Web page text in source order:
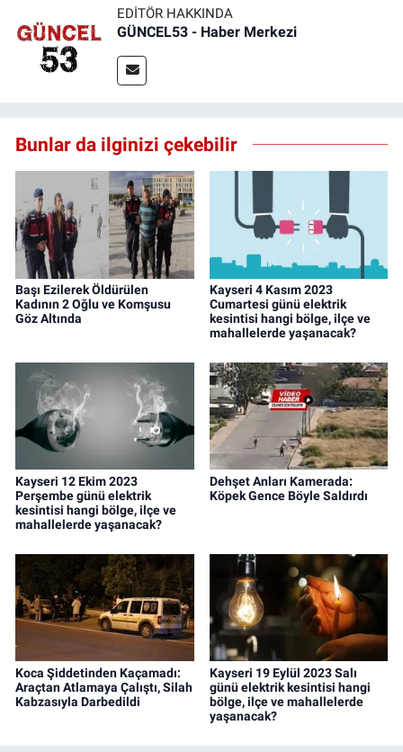
EDITÖR HAKKINDA
GÜNCEL53 - Haber Merkezi
Bunlar da ilginizi çekebilir
Başı Ezilerek Öldürülen
Kadının 2 Oğlu ve Komşusu
Göz Altında
Kayseri 4 Kasım 2023
Cumartesi günü elektrik
kesintisi hangi bölge, ilçe ve
mahallelerde yaşanacak?
Kayseri 12 Ekim 2023
Perşembe günü elektrik
kesintisi hangi bölge, ilçe ve
mahallelerde yaşanacak?
Dehşet Anları Kamerada:
Köpek Gence Böyle Saldırdı
Koca Şiddetinden Kaçamadı:
Araçtan Atlamaya Çalıştı, Silah
Kabzasıyla Darbedildi
Kayseri 19 Eylül 2023 Salı
günü elektrik kesintisi hangi
bölge, ilçe ve mahallelerde
yaşanacak?